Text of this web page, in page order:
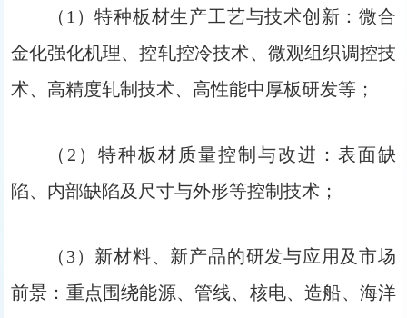
（1）特种板材生产工艺与技术创新：微合
金化强化机理、控轧控冷技术、微观组织调控技
术、高精度轧制技术、高性能中厚板研发等；
（2）特种板材质量控制与改进：表面缺
陷、内部缺陷及尺寸与外形等控制技术；
（3）新材料、新产品的研发与应用及市场
前景：重点围绕能源、管线、核电、造船、海洋